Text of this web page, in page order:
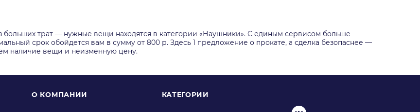
больших трат — нужные вещи находятся в категории «Наушники». С единым сервисом больше
срок обойдется вам в сумму от 800 р. Здесь 1 предложение о прокате, а сделка безопаснее —
наличие вещи и неизменную цену.
О КОМПАНИИ КАТЕГОРИИ